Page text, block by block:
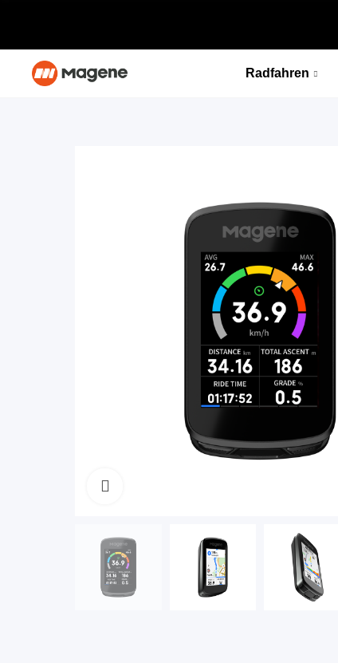
Radfahren
C706 Smart GPS Fahrradcomputer
Überschreiten Sie Ihre Grenzen · Holen Sie sich Ihren Sieg